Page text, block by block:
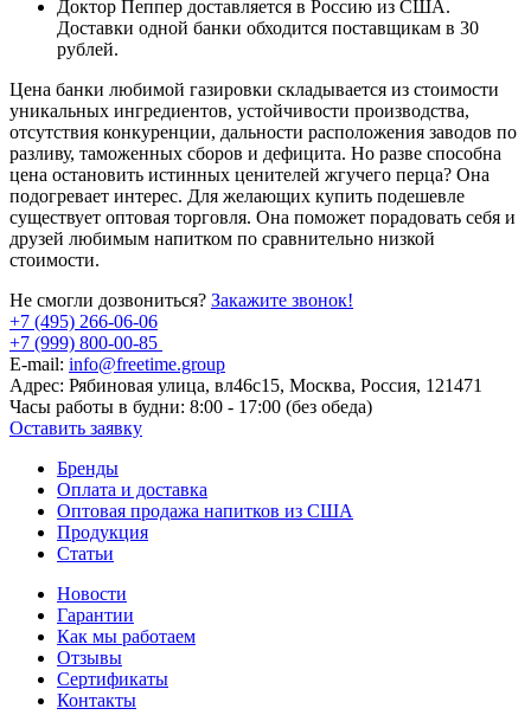
Доктор Пеппер доставляется в Россию из США.
Доставки одной банки обходится поставщикам в 30
рублей.
Цена банки любимой газировки складывается из стоимости
уникальных ингредиентов, устойчивости производства,
отсутствия конкуренции, дальности расположения заводов по
разливу, таможенных сборов и дефицита. Но разве способна
цена остановить истинных ценителей жгучего перца? Она
подогревает интерес. Для желающих купить подешевле
существует оптовая торговля. Она поможет порадовать себя и
друзей любимым напитком по сравнительно низкой
стоимости.
Не смогли дозвониться? Закажите звонок!
+7 (495) 266-06-06
+7 (999) 800-00-85
E-mail: info@freetime.group
Адрес: Рябиновая улица, вл46с15, Москва, Россия, 121471
Часы работы в будни: 8:00 - 17:00 (без обеда)
Оставить заявку
Бренды
Оплата и доставка
Оптовая продажа напитков из США
Продукция
Статьи
Новости
Гарантии
Как мы работаем
Отзывы
Сертификаты
Контакты